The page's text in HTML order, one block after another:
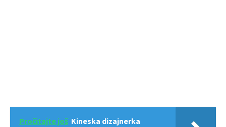
Pročitajte još Kineska dizajnerka